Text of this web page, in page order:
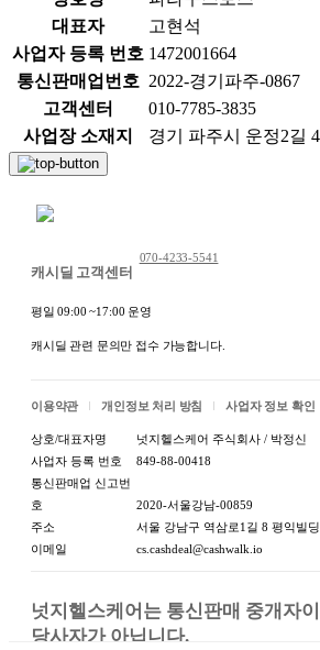
상품 정보고시
항목
1. 품명 및 모델명
2. 크기
3. 색상
4. 재질
5. 제품 구성
6. 동일모델의 출시년월
대표자
고현석
사업자 등록 번호 1472001664
통신판매업번호 2022-경기파주-0867
고객센터
010-7785-3835
사업장 소재지
경기 파주시 운정2길
캐시딜 고객센터
070-4233-5541
평일 09:00 ~17:00 운영
캐시딜 관련 문의만 접수 가능합니다.
이용약관 개인정보 처리 방침 사업자 정보 확인
상호/대표자명
넛지헬스케어 주식회사 / 박정신
사업자 등록 번호
849-88-00418
통신판매업 신고번
호
2020-서울강남-00859
주소
서울 강남구 역삼로1길 8 평익빌
이메일
cs.cashdeal@cashwalk.io
넛지헬스케어는 통신판매 중개자
당사자가 아닙니다.